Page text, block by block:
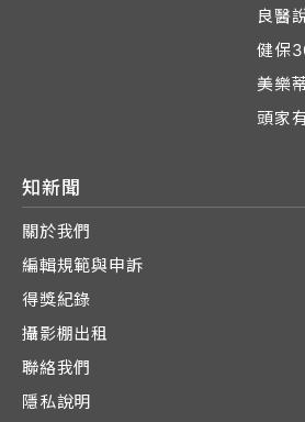
良醫
健保
美樂
頭家
知新聞
關於我們
編輯規範與申訴
得獎紀錄
攝影棚出租
聯絡我們
隱私說明